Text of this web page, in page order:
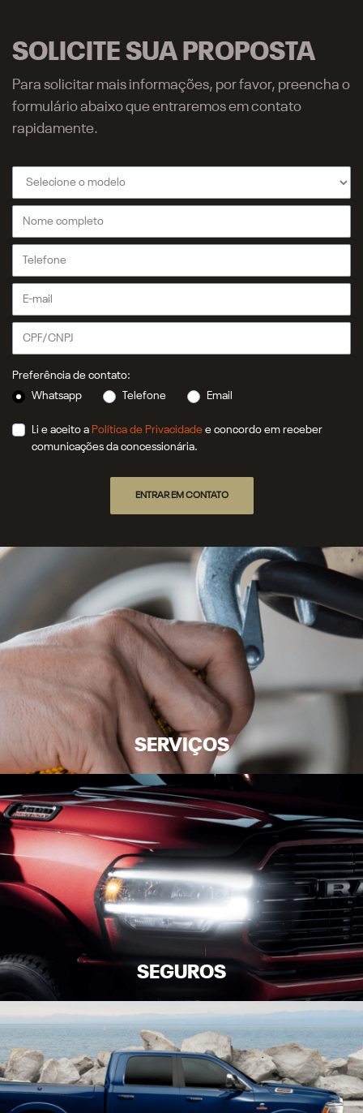
SOLICITE SUA PROPOSTA
Para solicitar mais informações, por favor, preencha o
formulário abaixo que entraremos em contato
rapidamente.
Preferência de contato:
Whatsapp
Telefone Email
Li e aceito a Política de Privacidade e concordo em receber
comunicações da concessionária.
ENTRAR EM CONTATO
SERVIÇOS
SEGUROS